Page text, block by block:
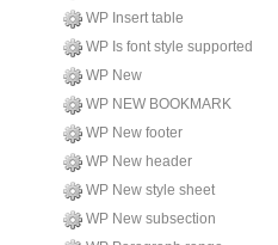
WP Insert table
WP Is font style supported
WP New
WP NEW BOOKMARK
WP New footer
WP New header
WP New style sheet
WP New subsection